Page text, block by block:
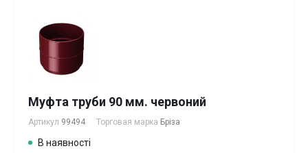
Муфта труби 90 мм. червоний
Артикул 99494 Торговая марка Бріза
В наявності